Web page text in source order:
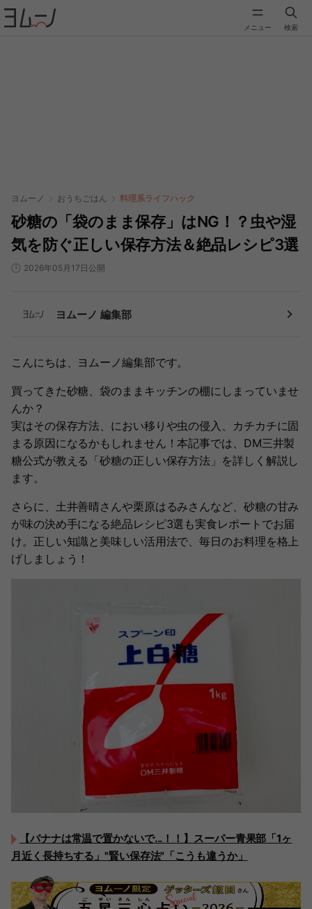
メニュー 検索
ヨムーノ おうちごはん 料理系ライフハック
砂糖の「袋のまま保存」はNG！？虫や湿
気を防ぐ正しい保存方法＆絶品レシピ3選
2026年05月17日公開
ヨムーノ 編集部
こんにちは、ヨムーノ編集部です。
買ってきた砂糖、袋のままキッチンの棚にしまっていませ
んか？
実はその保存方法、におい移りや虫の侵入、カチカチに固
まる原因になるかもしれません！本記事では、DM三井製
糖公式が教える「砂糖の正しい保存方法」を詳しく解説し
ます。
さらに、土井善晴さんや栗原はるみさんなど、砂糖の甘み
が味の決め手になる絶品レシピ3選も実食レポートでお届
け。正しい知識と美味しい活用法で、毎日のお料理を格上
げしましょう！
【バナナは常温で置かないで...！！】スーパー青果部「1ヶ
月近く長持ちする」"賢い保存法"「こうも違うか」